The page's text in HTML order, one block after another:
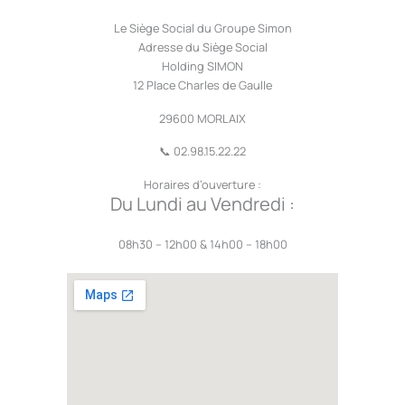
Le Siège Social du Groupe Simon
Adresse du Siège Social
Holding SIMON
12 Place Charles de Gaulle
29600 MORLAIX
📞 02.98.15.22.22
Horaires d’ouverture :
Du Lundi au Vendredi :
08h30 – 12h00 & 14h00 – 18h00